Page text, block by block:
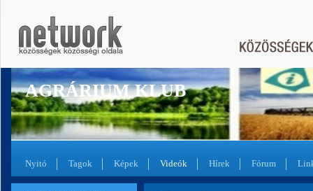
AGRÁRIUM KLUB
Nyitó Tagok Képek Videók Hírek Fórum